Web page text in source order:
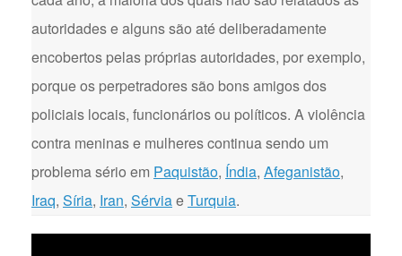
autoridades e alguns são até deliberadamente
encobertos pelas próprias autoridades, por exemplo,
porque os perpetradores são bons amigos dos
policiais locais, funcionários ou políticos. A violência
contra meninas e mulheres continua sendo um
problema sério em Paquistão, Índia, Afeganistão,
Iraq, Síria, Iran, SérviaeTurquia.